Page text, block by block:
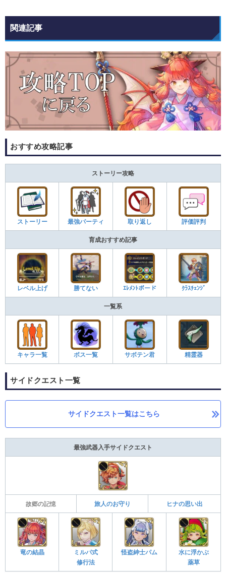
関連記事
おすすめ攻略記事
ストーリー攻略
ストーリー 最強パーティ 取り返し 評価評判
育成おすすめ記事
レベル上げ 勝てない ｴﾚﾒﾝﾄボード ｸﾗｽﾁｪﾝｼﾞ
一覧系
キャラ一覧 ボス一覧 サボテン君 精霊器
サイドクエスト一覧
サイドクエスト一覧はこちら
最強武器入手サイドクエスト
故郷の記憶 旅人のお守り ヒナの思い出
竜の結晶
ミルパ式
修行法
怪盗紳士パム
水に浮かぶ
薬草